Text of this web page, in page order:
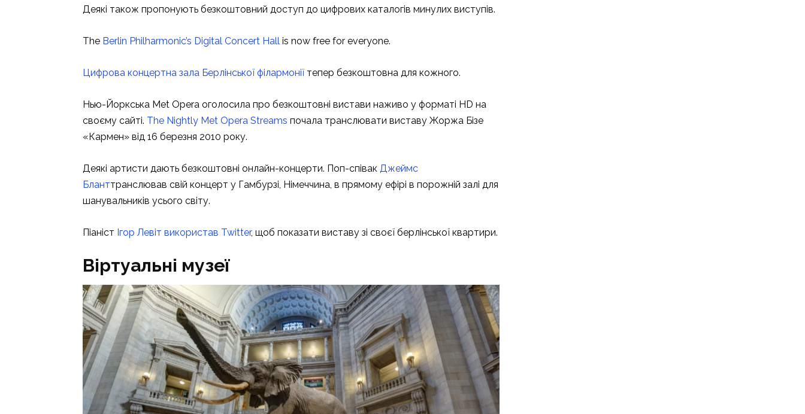
Деякі також пропонують безкоштовний доступ до цифрових каталогів минулих виступів.
The Berlin Philharmonic’s Digital Concert Hall is now free for everyone.
Цифрова концертна зала Берлінської філармонії тепер безкоштовна для кожного.
Нью-Йоркська Met Opera оголосила про безкоштовні вистави наживо у форматі HD на
своєму сайті. The Nightly Met Opera Streams почала транслювати виставу Жоржа Бізе
«Кармен» від 16 березня 2010 року.
Деякі артисти дають безкоштовні онлайн-концерти. Поп-співак Джеймс
Бланттранслював свій концерт у Гамбурзі, Німеччина, в прямому ефірі в порожній залі для
шанувальників усього світу.
Піаніст Ігор Левіт використав Twitter, щоб показати виставу зі своєї берлінської квартири.
Віртуальні музеї